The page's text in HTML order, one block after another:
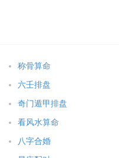
称骨算命
六壬排盘
奇门遁甲排盘
看风水算命
八字合婚